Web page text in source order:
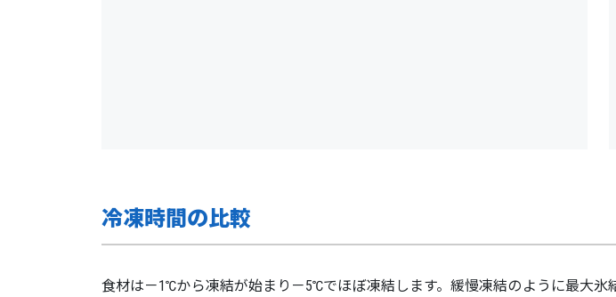
冷凍時間の比較
食材は－1℃から凍結が始まり－5℃でほぼ凍結します。緩慢凍結のように最大